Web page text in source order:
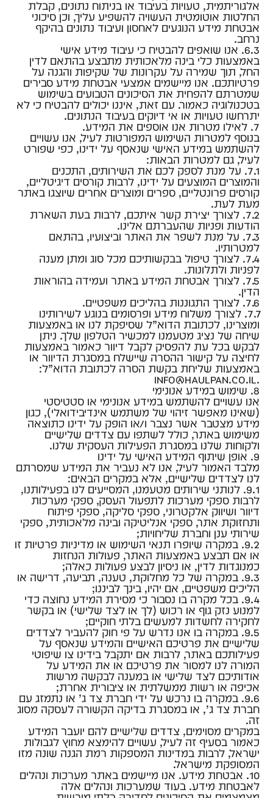
אלגוריתמית, טעויות בעיבוד או בניתוח נתונים, קבלת
החלטות אוטומטית העשויה להשפיע עליך, וכן סיכוני
אבטחת מידע הנוגעים לאחסון ועיבוד נתונים בהיקף
נרחב.
6.3. אנו שואפים להבטיח כי עיבוד מידע אישי
באמצעות כלי בינה מלאכותית מתבצע בהתאם לדין
החל, תוך שמירה על עקרונות של שקיפות והגנה על
פרטיותכם. אנו מיישמים אמצעי אבטחת מידע סבירים
שמטרתם להפחית את הסיכונים הטבועים בשימוש
בטכנולוגיה כאמור. עם זאת, איננו יכולים להבטיח כי לא
יתרחשו טעויות או אי דיוקים בעיבוד הנתונים.
7. לאילו מטרות אנו אוספים את המידע.
בנוסף למטרות השימוש המפורטות לעיל, אנו עשויים
להשתמש במידע האישי שנאסף על ידינו, כפי שפורט
לעיל, גם למטרות הבאות:
7.1. על מנת לספק לכם את השירותים, התכנים
והמוצרים המוצעים על ידינו, לרבות קורסים דיגיטליים,
קורסים פרונטליים, ספרים ומוצרים אחרים שיוצגו באתר
מעת לעת.
7.2. לצורך יצירת קשר איתכם, לרבות בעת השארת
הודעות ופניות שהעברתם אלינו.
7.3. על מנת לשפר את האתר וביצועיו, בהתאם
למטרותיו.
7.4. לצורך טיפול בבקשותיכם מכל סוג ומתן מענה
לפניות ולתלונות.
7.5. לצורך אבטחת המידע באתר ועמידה בהוראות
הדין.
7.6. לצורך התגוננות בהליכים משפטיים.
7.7. לצורך משלוח מידע ופרסומים בנוגע לשירותינו
ומוצרינו, לכתובת הדוא”ל שסיפקת לנו או באמצעות
שיחה של נציג מטעמנו למכשיר הטלפון שלך. ניתן
לבקש בכל עת להפסיק לקבל דיוור כאמור באמצעות
לחיצה על קישור ההסרה שיישלח במסגרת הדיוור או
באמצעות שליחת בקשת הסרה לכתובת הדוא”ל:
.info@haulpan.co.il
8. שימוש במידע אנונימי
אנו עשויים להשתמש במידע אנונימי או סטטיסטי
(שאינו מאפשר זיהוי של משתמש אינדיבידואלי), כגון
מידע מצטבר אשר נצבר ו/או הופק על ידינו כתוצאה
משימוש באתר, כולל לשתפו עם צדדים שלישיים
ולקוחות שלנו במסגרת הפעילות העסקית שלנו.
9. אופן שיתוף המידע האישי על ידינו
מלבד האמור לעיל, אנו לא נעביר את המידע שמסרתם
לנו לצדדים שלישיים, אלא במקרים הבאים:
9.1. לנותני שירותים מטעמנו, המסייעים לנו בפעילותנו,
לרבות ספקי מערכות לתפעול העסק, ספקי מערכות
דיוור ושיווק אלקטרוני, ספקי סליקה, ספקי פיתוח
ותחזוקת אתר, ספקי אנליטיקה ובינה מלאכותית, ספקי
שירותי ענן וחברת שליחויות;
9.2. במקרה שיופרו תנאי השימוש או מדיניות פרטיות זו
או אם תבצע באמצעות האתר, פעולות הנחזות
כמנוגדות לדין, או ניסיון לבצע פעולות כאלה;
9.3. במקרה של כל מחלוקת, טענה, תביעה, דרישה או
הליכים משפטיים, אם יהיו, בינך לביננו;
9.4. בכל מקרה בו נסבור כי מסירת המידע נחוצה כדי
למנוע נזק גוף או רכוש (לך או לצד שלישי) או בקשר
לחקירה לחשדות למעשים בלתי חוקיים;
9.5. במקרה בו אנו נדרש על פי חוק להעביר לצדדים
שלישיים את פרטיכם האישיים והמידע שנאסף על
פעילותכם באתר, לרבות אם יתקבל בידינו צו שיפוטי
המורה לנו למסור את פרטיכם או את המידע על
אודותיכם לצד שלישי או במענה לבקשה מרשות
אכיפה או רשות ממשלתית או ציבורית אחרת;
9.6. במקרה בו נרכש על ידי חברת צד ג’ או נתמזג עם
חברת צד ג’, או במסגרת בדיקה הקשורה לעסקה מסוג
זה.
במקרים מסוימים, צדדים שלישיים להם יועבר המידע
כאמור בסעיף זה לעיל, עשויים להימצא מחוץ לגבולות
ישראל, לרבות במדינות המספקות רמת הגנה שונה מזו
המסופקת מישראל.
10. אבטחת מידע. אנו מיישמים באתר מערכות ונהלים
לאבטחת מידע. בעוד שמערכות ונהלים אלה